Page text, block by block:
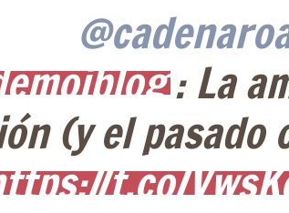
: La
(y el pasado
t.co/